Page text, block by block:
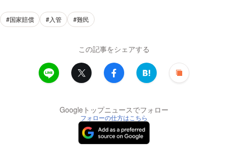
#国家賠償 #入管 #難民
この記事をシェアする
Googleトップニュースでフォロー
フォローの仕方はこちら